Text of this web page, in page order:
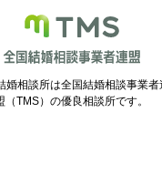
婚相談所は全国結婚相談事業者
（TMS）の優良相談所です。